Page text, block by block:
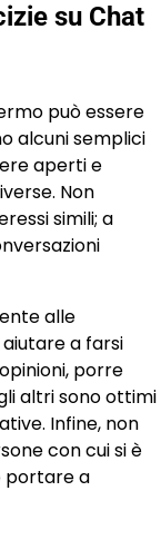
su Chat
può essere
alcuni semplici
aperti e
Non
simili; a
alle
a farsi
porre
altri sono ottimi
Infine, non
con cui si è
portare a